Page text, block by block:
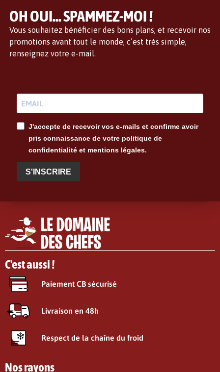
OH OUI... SPAMMEZ-MOI !
Vous souhaitez bénéficier des bons plans, et recevoir nos
promotions avant tout le monde, c’est très simple,
renseignez votre e-mail.
J'accepte de recevoir vos e-mails et confirme avoir
pris connaissance de votre politique de
confidentialité et mentions légales.
S'INSCRIRE
C'est aussi !
Paiement CB sécurisé
Livraison en 48h
Respect de la chaîne du froid
Nos rayons